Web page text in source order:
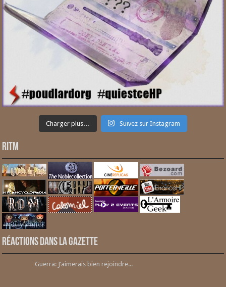
Charger plus… Suivez sur Instagram
RITM
Réactions dans la gazette
Guerra: J’aimerais bien rejoindre...